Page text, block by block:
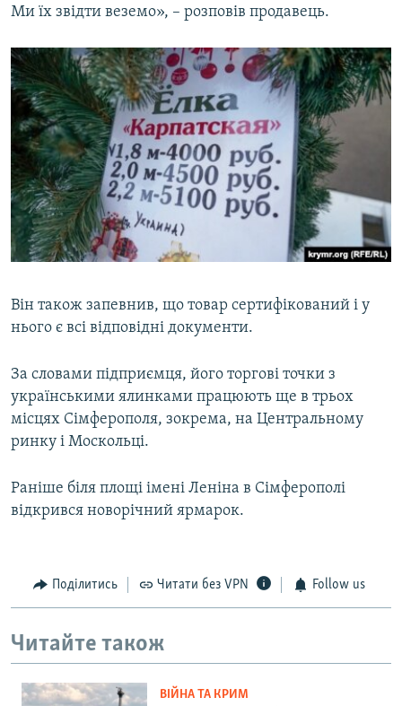
Ми їх звідти веземо», – розповів продавець.
Він також запевнив, що товар сертифікований і у
нього є всі відповідні документи.
За словами підприємця, його торгові точки з
українськими ялинками працюють ще в трьох
місцях Сімферополя, зокрема, на Центральному
ринку і Москольці.
Раніше біля площі імені Леніна в Сімферополі
відкрився новорічний ярмарок.
Поділитись Читати без VPN Follow us
Читайте також
ВІЙНА ТА КРИМ